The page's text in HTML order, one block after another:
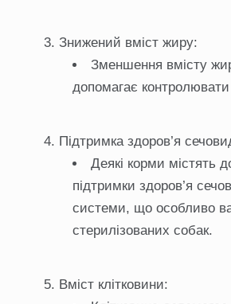
Знижений вміст жиру:
Зменшення вмісту
допомагає
Підтримка здоров’я
Деякі корми містять
підтримки здоров’я
системи, що особливо
стерилізованих собак.
Вміст клітковини: